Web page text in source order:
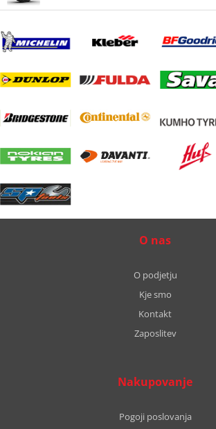
O nas
O podjetju
Kje smo
Kontakt
Zaposlitev
Nakupovanje
Pogoji poslovanja